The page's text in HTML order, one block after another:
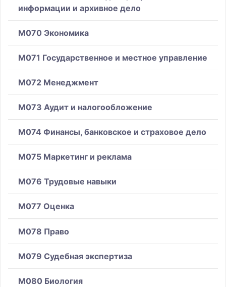
информации и архивное дело
M070 Экономика
M071 Государственное и местное управление
M072 Менеджмент
M073 Аудит и налогообложение
M074 Финансы, банковское и страховое дело
M075 Маркетинг и реклама
M076 Трудовые навыки
M077 Оценка
M078 Право
M079 Судебная экспертиза
M080 Биология